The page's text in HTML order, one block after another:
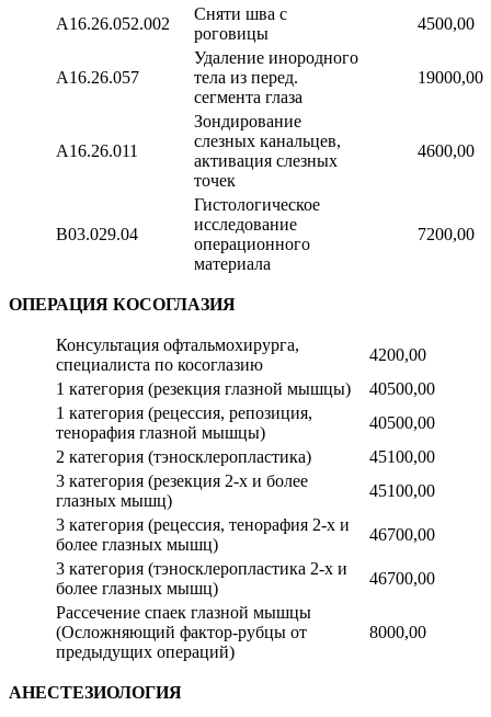
А16.26.052.002
Сняти шва с
роговицы
4500,00
А16.26.057
Удаление инородного
тела из перед.
сегмента глаза
19000,00
А16.26.011
Зондирование
слезных канальцев,
активация слезных
точек
4600,00
В03.029.04
Гистологическое
исследование
операционного
материала
7200,00
ОПЕРАЦИЯ КОСОГЛАЗИЯ
Консультация офтальмохирурга,
специалиста по косоглазию
4200,00
1 категория (резекция глазной мышцы)
40500,00
1 категория (рецессия, репозиция,
тенорафия глазной мышцы)
40500,00
2 категория (тэносклеропластика)
45100,00
3 категория (резекция 2-х и более
глазных мышц)
45100,00
3 категория (рецессия, тенорафия 2-х и
более глазных мышц)
46700,00
3 категория (тэносклеропластика 2-х и
более глазных мышц)
46700,00
Рассечение спаек глазной мышцы
(Осложняющий фактор-рубцы от
предыдущих операций)
8000,00
АНЕСТЕЗИОЛОГИЯ